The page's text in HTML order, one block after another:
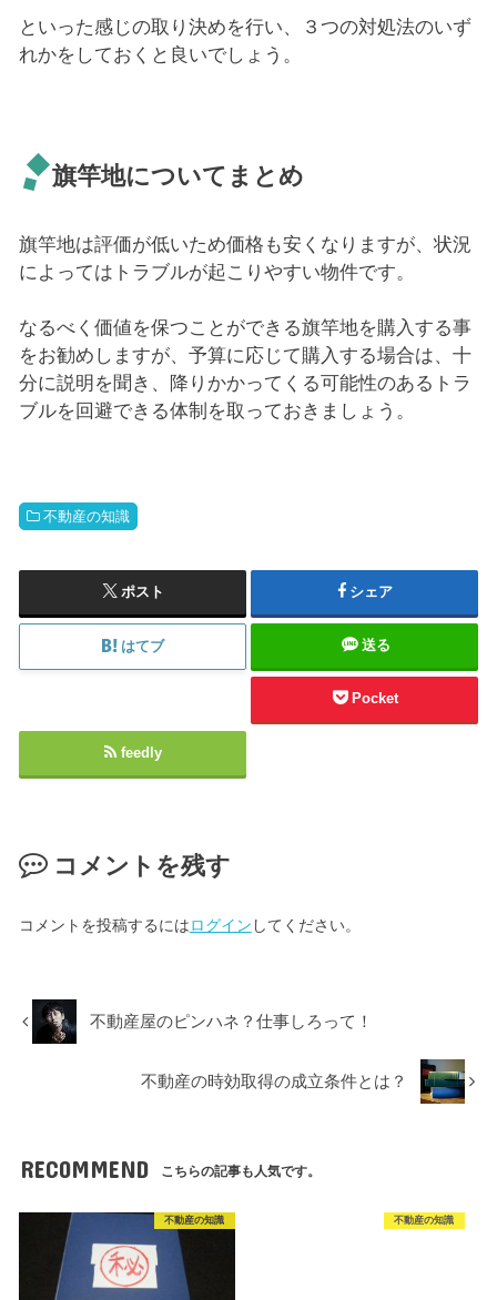
といった感じの取り決めを行い、３つの対処法のいず
れかをしておくと良いでしょう。
旗竿地についてまとめ
旗竿地は評価が低いため価格も安くなりますが、状況
によってはトラブルが起こりやすい物件です。
なるべく価値を保つことができる旗竿地を購入する事
をお勧めしますが、予算に応じて購入する場合は、十
分に説明を聞き、降りかかってくる可能性のあるトラ
ブルを回避できる体制を取っておきましょう。
不動産の知識
ポスト シェア
はてブ 送る
Pocket
feedly
コメントを残す
コメントを投稿するにはログイン してください。
不動産屋のピンハネ？仕事しろって！
不動産の時効取得の成立条件とは？
RECOMMEND こちらの記事も人気です。
不動産の知識 不動産の知識